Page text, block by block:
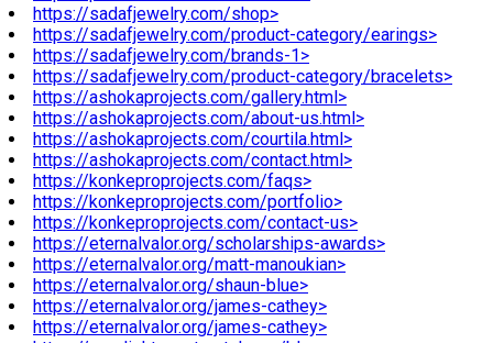
https://sadafjewelry.com/shop>
https://sadafjewelry.com/product-category/earings>
https://sadafjewelry.com/brands-1>
https://sadafjewelry.com/product-category/bracelets>
https://ashokaprojects.com/gallery.html>
https://ashokaprojects.com/about-us.html>
https://ashokaprojects.com/courtila.html>
https://ashokaprojects.com/contact.html>
https://konkeproprojects.com/faqs>
https://konkeproprojects.com/portfolio>
https://konkeproprojects.com/contact-us>
https://eternalvalor.org/scholarships-awards>
https://eternalvalor.org/matt-manoukian>
https://eternalvalor.org/shaun-blue>
https://eternalvalor.org/james-cathey>
https://eternalvalor.org/james-cathey>